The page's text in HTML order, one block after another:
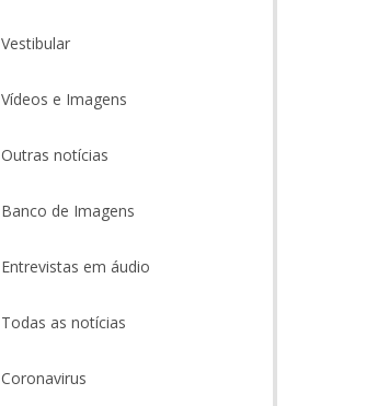
Vestibular
Vídeos e Imagens
Outras notícias
Banco de Imagens
Entrevistas em áudio
Todas as notícias
Coronavirus